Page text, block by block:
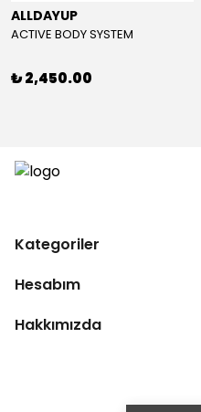
ALLDAYUP
ACTIVE BODY SYSTEM
₺ 2,450.00
Kategoriler
Hesabım
Hakkımızda